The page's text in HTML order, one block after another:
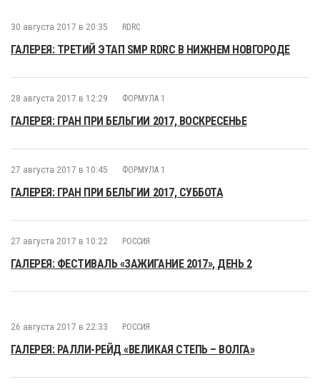
30 августа 2017 в 20:35 RDRC
ГАЛЕРЕЯ: ТРЕТИЙ ЭТАП SMP RDRC В НИЖНЕМ НОВГОРОДЕ
28 августа 2017 в 12:29 ФОРМУЛА 1
ГАЛЕРЕЯ: ГРАН ПРИ БЕЛЬГИИ 2017, ВОСКРЕСЕНЬЕ
27 августа 2017 в 10:45 ФОРМУЛА 1
ГАЛЕРЕЯ: ГРАН ПРИ БЕЛЬГИИ 2017, СУББОТА
27 августа 2017 в 10:22 РОССИЯ
ГАЛЕРЕЯ: ФЕСТИВАЛЬ «ЗАЖИГАНИЕ 2017», ДЕНЬ 2
26 августа 2017 в 22:33 РОССИЯ
ГАЛЕРЕЯ: РАЛЛИ-РЕЙД «ВЕЛИКАЯ СТЕПЬ – ВОЛГА»